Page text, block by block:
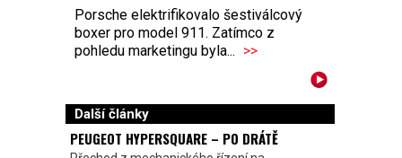
Porsche elektrifikovalo šestiválcový
boxer pro model 911. Zatímco z
pohledu marketingu byla... >>
Další články
PEUGEOT HYPERSQUARE – PO DRÁTĚ